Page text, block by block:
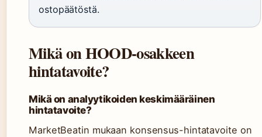
ostopäätöstä.
Mikä on HOOD-osakkeen
hintatavoite?
Mikä on analyytikoiden keskimääräinen
hintatavoite?
MarketBeatin mukaan konsensus-hintatavoite on